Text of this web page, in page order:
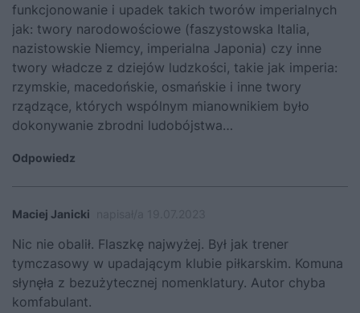
funkcjonowanie i upadek takich tworów imperialnych
jak: twory narodowościowe (faszystowska Italia,
nazistowskie Niemcy, imperialna Japonia) czy inne
twory władcze z dziejów ludzkości, takie jak imperia:
rzymskie, macedońskie, osmańskie i inne twory
rządzące, których wspólnym mianownikiem było
dokonywanie zbrodni ludobójstwa…
Odpowiedz
Maciej Janicki
Nic nie obalił. Flaszkę najwyżej. Był jak trener
tymczasowy w upadającym klubie piłkarskim. Komuna
słynęła z bezużytecznej nomenklatury. Autor chyba
komfabulant.